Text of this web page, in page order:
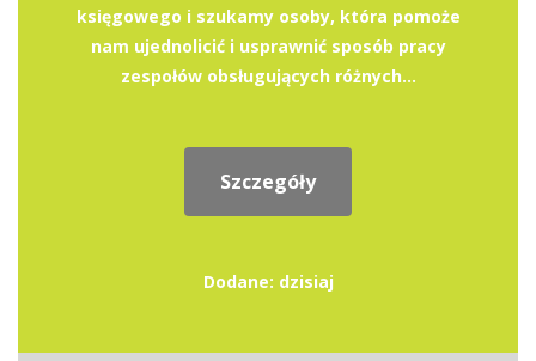
księgowego i szukamy osoby, która pomoże
nam ujednolicić i usprawnić sposób pracy
zespołów obsługujących różnych...
Szczegóły
Dodane: dzisiaj